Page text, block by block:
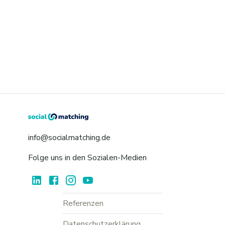
info@socialmatching.de
Folge uns in den Sozialen-Medien
Referenzen